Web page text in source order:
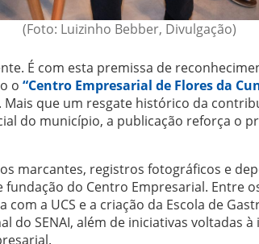
(Foto: Luizinho Bebber, Divulgação)
É com esta premissa de
o “Centro Empresarial de Flores da
. Mais que um resgate histórico da
do município, a publicação reforça o
marcantes, registros fotográficos e
do Centro Empresarial. Entre
a UCS e a criação da Escola de
do SENAI, além de iniciativas voltadas